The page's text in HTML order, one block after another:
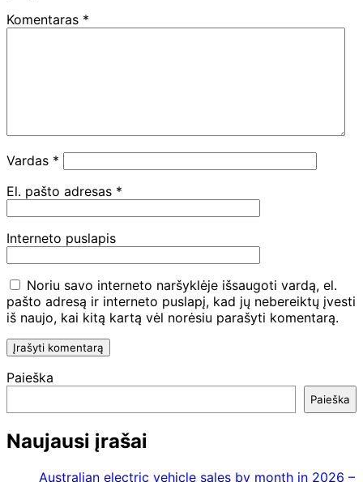
Komentaras *
Vardas *
El. pašto adresas *
Interneto puslapis
Noriu savo interneto naršyklėje išsaugoti vardą, el.
pašto adresą ir interneto puslapį, kad jų nebereiktų įvesti
iš naujo, kai kitą kartą vėl norėsiu parašyti komentarą.
Paieška
Paieška
Naujausi įrašai
Australian electric vehicle sales by month in 2026 –